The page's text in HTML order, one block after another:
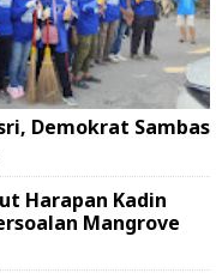
Demokrat Sambas
Harapan Kadin
Mangrove